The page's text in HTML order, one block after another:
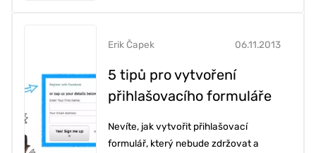
5 tipů pro vytvoření
přihlašovacího formuláře
06.11.2013
Erik Čapek
Nevíte, jak vytvořit přihlašovací
formulář, který nebude zdržovat a